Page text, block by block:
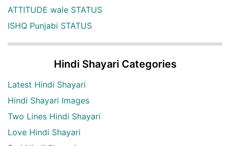
ATTITUDE wale STATUS
ISHQ Punjabi STATUS
Hindi Shayari Categories
Latest Hindi Shayari
Hindi Shayari Images
Two Lines Hindi Shayari
Love Hindi Shayari